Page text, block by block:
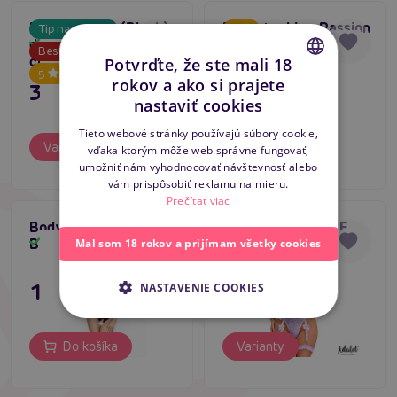
Tip na darček
Bestseller
5
Rakara Body (Black),
dámske bodýčko s
čipkou
Skladom
31,80 €
Varianty
Bodystocking Passion
BS035 červený
11,80 €
Do košíka
Bodystocking Passion
BS035 čierna
Skladom
11,80 €
Do košíka
Novinka
ADALET LINGERIE
Paola Teddy and Leg
Ring (Lillac),
čipkou
Skladom
35,80 €
Varianty
CZECH
ENGLISH
Potvrďte, že ste mali 18
rokov a ako si prajete
nastaviť cookies
Tieto webové stránky používajú súbory cookie,
vďaka ktorým môže web správne fungovať,
umožniť nám vyhodnocovať návštevnosť alebo
vám prispôsobiť reklamu na mieru.
Prečítať viac
Mal som 18 rokov a prijímam všetky cookies
NASTAVENIE COOKIES